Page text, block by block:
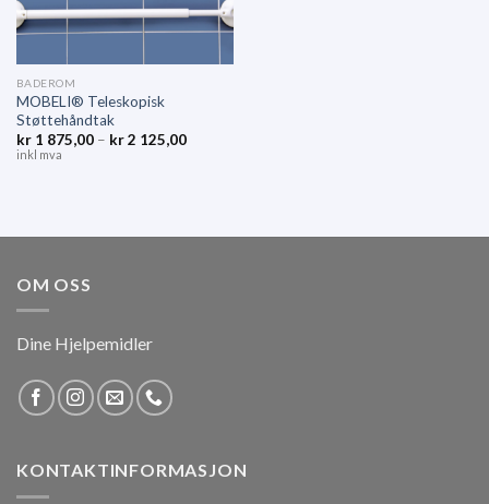
BADEROM
MOBELI® Teleskopisk
Støttehåndtak
kr1 875,00– kr2 125,00
inkl mva
OM OSS
Dine Hjelpemidler
KONTAKTINFORMASJON